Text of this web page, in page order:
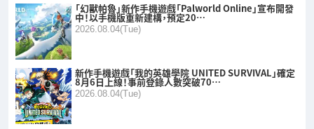
「幻獸帕魯」新作手機遊戲「Palworld Online」宣布開發
中！以手機版重新建構，預定20…
2026.08.04(Tue)
新作手機遊戲「我的英雄學院 UNITED SURVIVAL」確定
8月6日上線！事前登錄人數突破70…
2026.08.04(Tue)